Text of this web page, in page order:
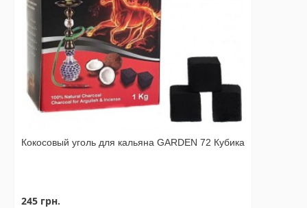
Кокосовый уголь для кальяна GARDEN 72 Кубика
245 грн.